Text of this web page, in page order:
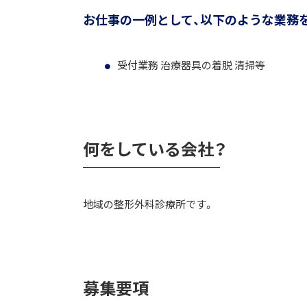
お仕事の一例として、以下のような業務
受付業務 治療器具の着脱 清掃等
何をしている会社？
地域の整形外科診療所です。
募集要項